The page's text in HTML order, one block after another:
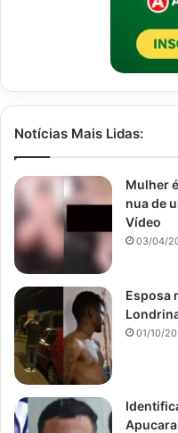
Notícias Mais Lidas:
Mulher
nua de
Vídeo
03/04/
Esposa
01/10/